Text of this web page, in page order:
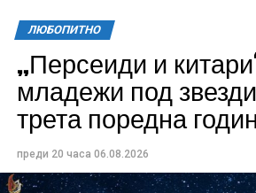
Всички събития ще се проведат в
Райкович“, срещу часовниковата
свободен. Програмата ще започне
изпълнители GoGo, Toria, ZoV &
ЛЮБОПИТНО
„Персеиди и
младежи под
трета поредна
преди 20 часа 06.08.2026